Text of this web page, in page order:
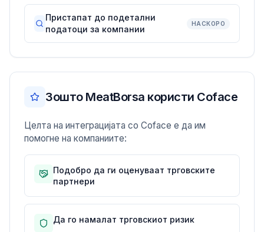
Пристапат до подетални
податоци за компании
НАСКОРО
Зошто MeatBorsa користи Coface
Целта на интеграцијата со Coface е да им
помогне на компаниите:
Подобро да ги оценуваат трговските
партнери
Да го намалат трговскиот ризик